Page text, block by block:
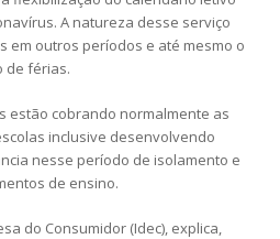
A natureza desse serviço
em outros períodos e até mesmo o
de férias.
estão cobrando normalmente as
inclusive desenvolvendo
nesse período de isolamento e
de ensino.
do Consumidor (Idec), explica,